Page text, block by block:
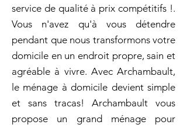
service de qualité à prix compétitifs !.
Vous n'avez qu'à vous détendre
pendant que nous transformons votre
domicile en un endroit propre, sain et
agréable à vivre. Avec Archambault,
le ménage à domicile devient simple
et sans tracas! Archambault vous
propose un grand ménage pour